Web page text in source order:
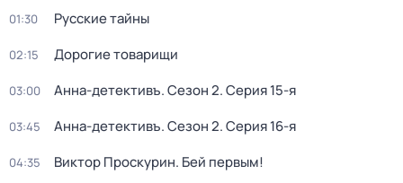
01:30 Русские тайны
02:15 Дорогие товарищи
03:00 Анна-детективъ. Сезон 2. Серия 15-я
03:45 Анна-детективъ. Сезон 2. Серия 16-я
04:35 Виктор Проскурин. Бей первым!